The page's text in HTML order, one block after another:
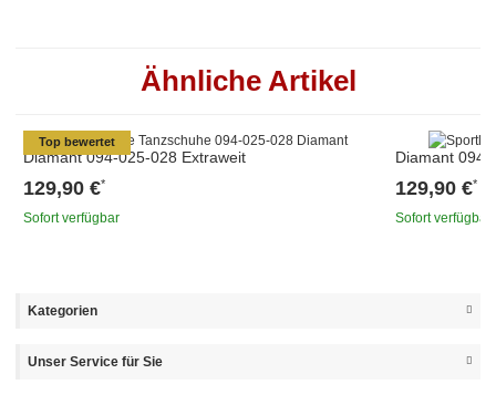
Ähnliche Artikel
Top bewertet
Diamant 094-025-028 Extraweit
129,90 €*
Sofort verfügbar
Diamant 094-
129,90 €*
Sofort verfügbar
Kategorien
Unser Service für Sie